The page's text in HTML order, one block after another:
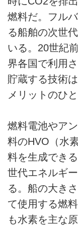
燃料だ。フル
る船舶の次世
いる。20世紀
界各国で利用
貯蔵する技術
メリットのひと
燃料電池やア
料のHVO（水
料を生成でき
世代エネルギ
る。船の大き
て使用する燃
も水素を主な